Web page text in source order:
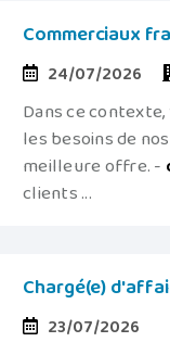
Commerciaux
24/07/2026
Dans ce
les besoins de
meilleure offre. -
clients ...
Chargé(e)
23/07/2026